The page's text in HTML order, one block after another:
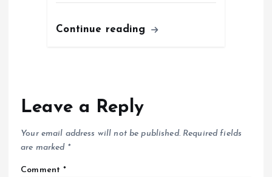
Continue reading
Leave a Reply
Your email address will not be published. Required fields
are marked *
Comment*